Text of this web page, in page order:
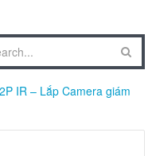
IR – Lắp Camera giám